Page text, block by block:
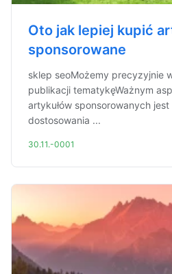
Oto jak lepiej kupić
sponsorowane
sklep seoMożemy precyzyjnie
publikacji tematykęWażnym
artykułów sponsorowanych
dostosowania ...
30.11.-0001